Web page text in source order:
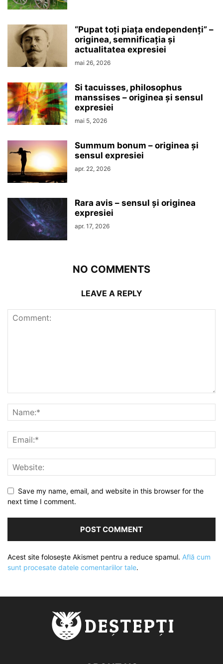
“Pupat toţi piaţa endependenţi” –
originea, semnificaţia şi
actualitatea expresiei
mai 26, 2026
Si tacuisses, philosophus
manssises – originea şi sensul
expresiei
mai 5, 2026
Summum bonum – originea şi
sensul expresiei
apr. 22, 2026
Rara avis – sensul şi originea
expresiei
apr. 17, 2026
NO COMMENTS
LEAVE A REPLY
Save my name, email, and website in this browser for the
next time I comment.
Acest site folosește Akismet pentru a reduce spamul. Află cum
sunt procesate datele comentariilor tale.